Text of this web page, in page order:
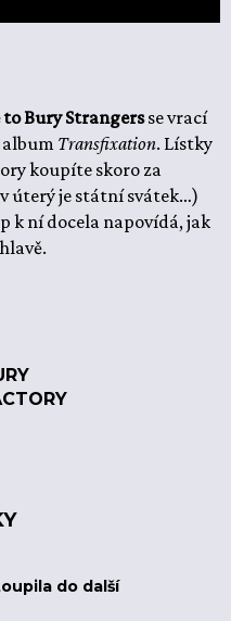
to Bury Strangersse vrací
album Transfixation. Lístky
koupíte skoro za
úterý je státní svátek…)
k ní docela napovídá, jak
do další